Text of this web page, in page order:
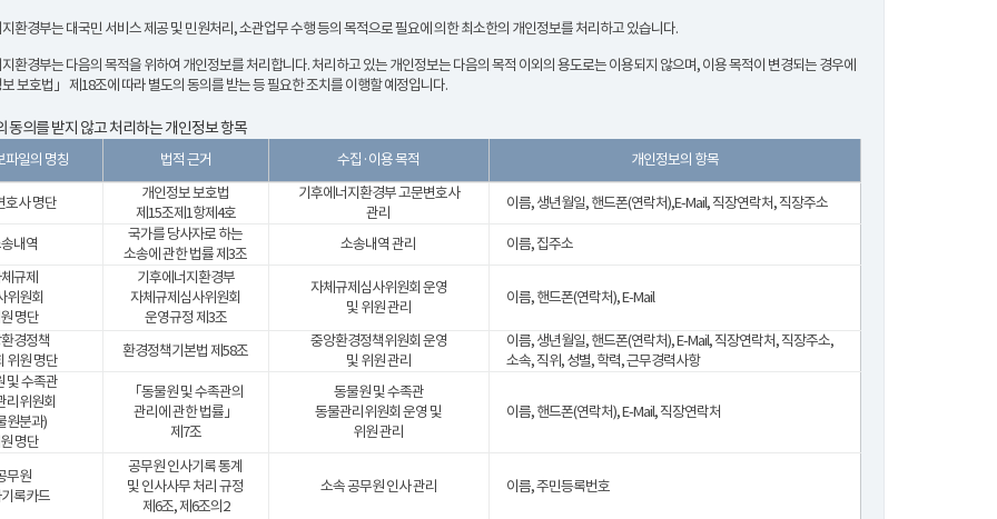
환경부는 대국민 서비스 제공 및 민원처리, 소관업무 수행 등의 목적으로 필요에 의한 최소한의 개인정보를 처리하고 있습니다.
환경부는 다음의 목적을 위하여 개인정보를 처리합니다. 처리하고 있는 개인정보는 다음의 목적 이외의 용도로는 이용되지 않으며, 이용 목적이 변경되는 경우에
보호법」 제18조에 따라 별도의 동의를 받는 등 필요한 조치를 이행할 예정입니다.
의를 받지 않고 처리하는 개인정보 항목
파일의 명칭 법적 근거 수집·이용 목적 개인정보의 항목
호사 명단
개인정보 보호법
제15조제1항제4호
기후에너지환경부 고문변호사
관리
이름, 생년월일, 핸드폰(연락처),E-Mail, 직장연락처, 직장주소
내역
국가를 당사자로 하는
소송에 관한 법률 제3조
소송내역 관리
이름, 집주소
규제
위원회
명단
기후에너지환경부
자체규제심사위원회
운영규정 제3조
자체규제심사위원회 운영
및 위원 관리
이름, 핸드폰(연락처), E-Mail
경정책
위원 명단
환경정책기본법 제58조
중앙환경정책위원회 운영
및 위원 관리
이름, 생년월일, 핸드폰(연락처), E-Mail, 직장연락처, 직장주소,
소속, 직위, 성별, 학력, 근무경력사항
및 수족관
리위원회
원분과)
명단
「동물원 및 수족관의
관리에 관한 법률」
제7조
동물원 및 수족관
동물관리위원회 운영 및
위원 관리
이름, 핸드폰(연락처), E-Mail, 직장연락처
무원
록카드
공무원 인사기록 통계
및 인사사무 처리 규정
제6조, 제6조의2
소속 공무원 인사 관리 이름, 주민등록번호